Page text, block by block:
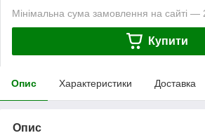
Мінімальна сума замовлення на сайті —
Купити
Опис Характеристики Доставка
Опис